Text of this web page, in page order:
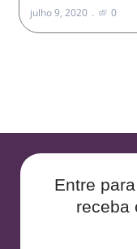
julho 9, 2020 0
Entre
receba